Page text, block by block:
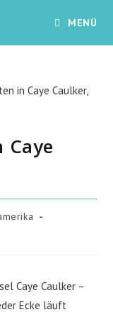
MENÜ
Caye Caulker –
Ecke läuft